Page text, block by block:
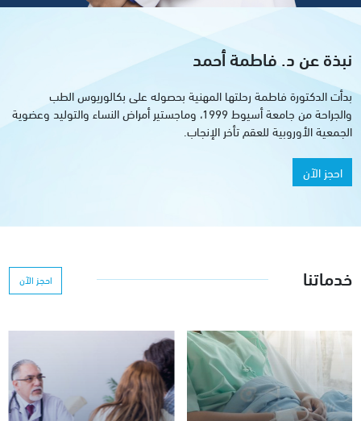
نبذة عن د. فاطمة أحمد
بدأت الدكتورة فاطمة رحلتها المهنية بحصوله على بكالوريوس الطب
والجراحة من جامعة أسيوط 1999، وماجستير أمراض النساء والتوليد وعضوية
الجمعية الأوروبية للعقم تأخر الإنجاب.
احجز الآن
خدماتنا احجز الآن